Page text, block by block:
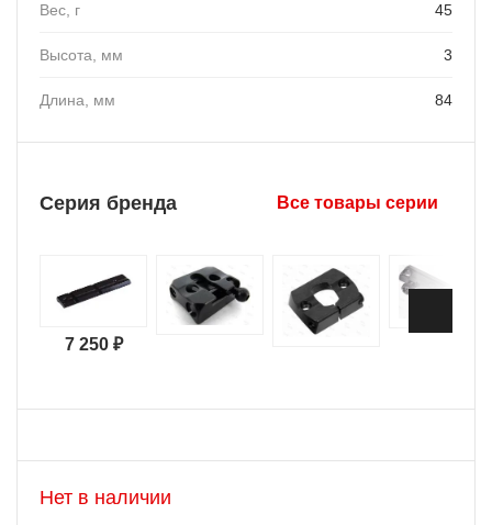
Вес, г 45
Высота, мм 3
Длина, мм 84
Серия бренда Все товары серии
7 250 ₽
Нет в наличии